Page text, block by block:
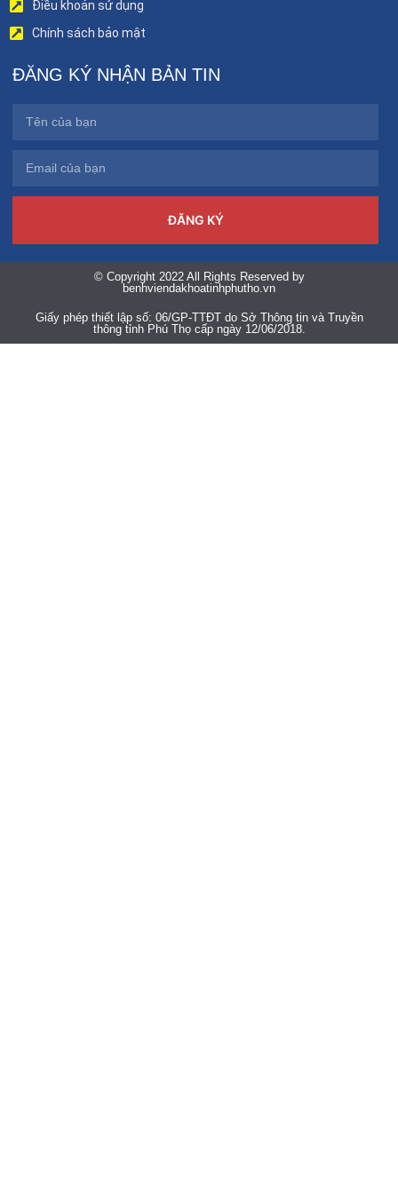
Điều khoản sử dụng
Chính sách bảo mật
ĐĂNG KÝ NHẬN BẢN TIN
ĐĂNG KÝ
© Copyright 2022 All Rights Reserved by
benhviendakhoatinhphutho.vn
Giấy phép thiết lập số: 06/GP-TTĐT do Sở Thông tin và Truyền
thông tỉnh Phú Thọ cấp ngày 12/06/2018.